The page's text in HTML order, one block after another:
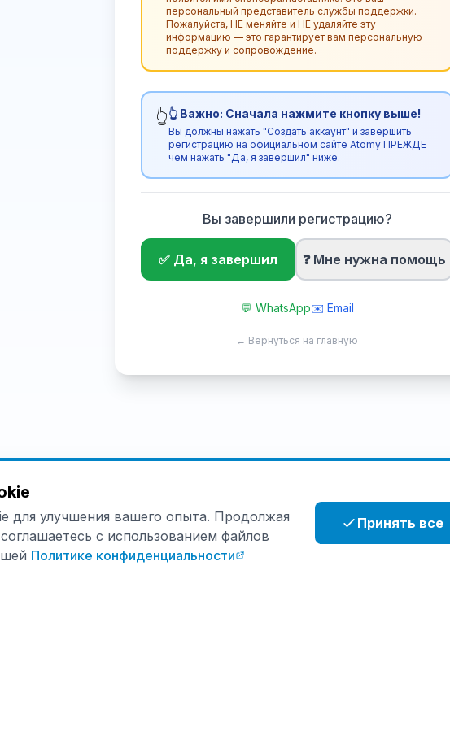
персональный представитель службы поддержки.
Пожалуйста, НЕ меняйте и НЕ удаляйте эту
информацию — это гарантирует вам персональную
поддержку и сопровождение.
👆👆 Важно: Сначала нажмите кнопку выше!
Вы должны нажать "Создать аккаунт" и завершить
регистрацию на официальном сайте Atomy ПРЕЖДЕ
чем нажать "Да, я завершил" ниже.
Вы завершили регистрацию?
✅ Да, я завершил ❓ Мне нужна помощь
💬 WhatsApp✉️ Email
← Вернуться на главную
для улучшения вашего опыта. Продолжая
с использованием файлов
Политике конфиденциальности
Принять все